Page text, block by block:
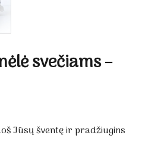
svečiams –
Jūsų šventę ir pradžiugins